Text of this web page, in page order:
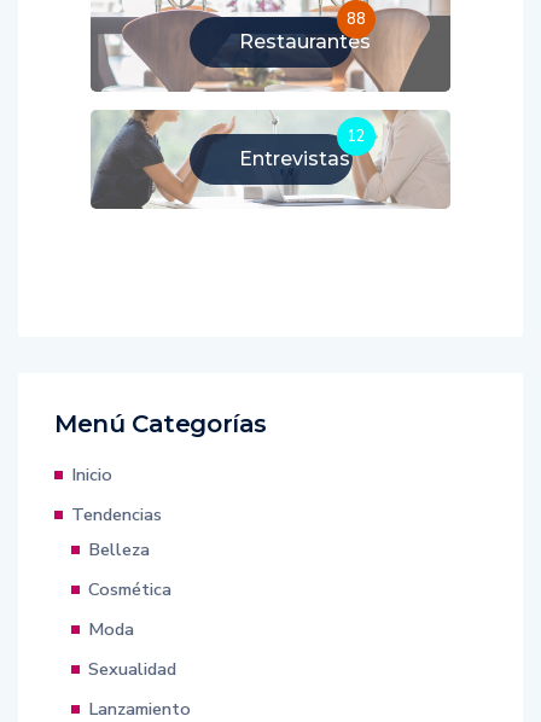
Restaurantes
88
Entrevistas
12
Menú Categorías
Inicio
Tendencias
Belleza
Cosmética
Moda
Sexualidad
Lanzamiento